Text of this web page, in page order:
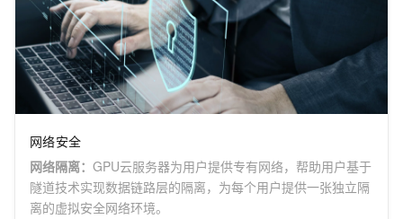
网络安全
网络隔离： GPU云服务器为用户提供专有网络，帮助用户基于
隧道技术实现数据链路层的隔离，为每个用户提供一张独立隔
离的虚拟安全网络环境。